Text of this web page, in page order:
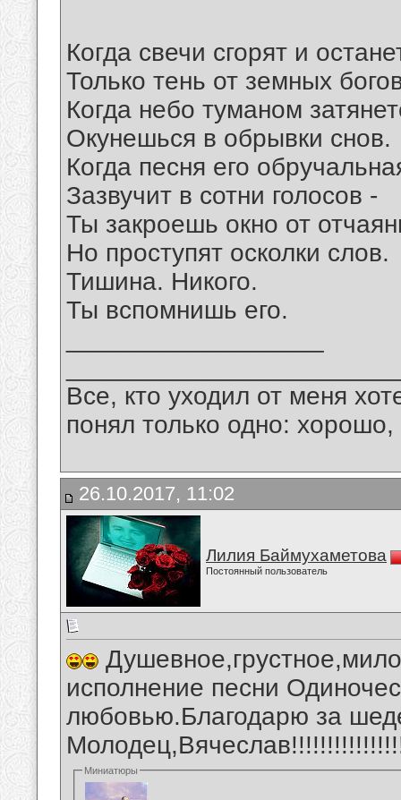
Когда свечи сгорят и
Только тень от земных
Когда небо туманом
Окунешься в обрывки снов.
Когда песня его
Зазвучит в сотни голосов -
Ты закроешь окно от
Но проступят осколки слов.
Тишина. Никого.
Ты вспомнишь его.
Все, кто уходил от меня
понял только одно:
26.10.2017, 11:02
Лилия Баймухаметова
Постоянный пользователь
исполнение песни
любовью.Благодарю за
Миниатюры